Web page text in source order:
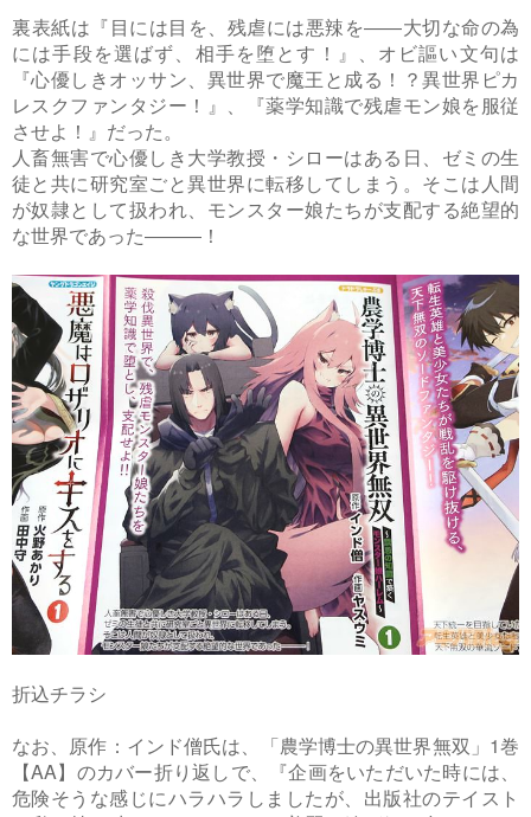
裏表紙は『目には目を、残虐には悪辣を――大切な命の為
には手段を選ばず、相手を堕とす！』、オビ謳い文句は
『心優しきオッサン、異世界で魔王と成る！？異世界ピカ
レスクファンタジー！』、『薬学知識で残虐モン娘を服従
させよ！』だった。
人畜無害で心優しき大学教授・シローはある日、ゼミの生
徒と共に研究室ごと異世界に転移してしまう。そこは人間
が奴隷として扱われ、モンスター娘たちが支配する絶望的
な世界であった―――！
折込チラシ
なお、原作：インド僧氏は、「農学博士の異世界無双」1巻
【AA】のカバー折り返しで、『企画をいただいた時には、
危険そうな感じにハラハラしましたが、出版社のテイスト